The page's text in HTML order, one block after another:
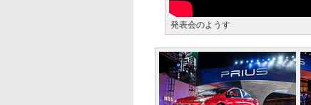
発表会のようす